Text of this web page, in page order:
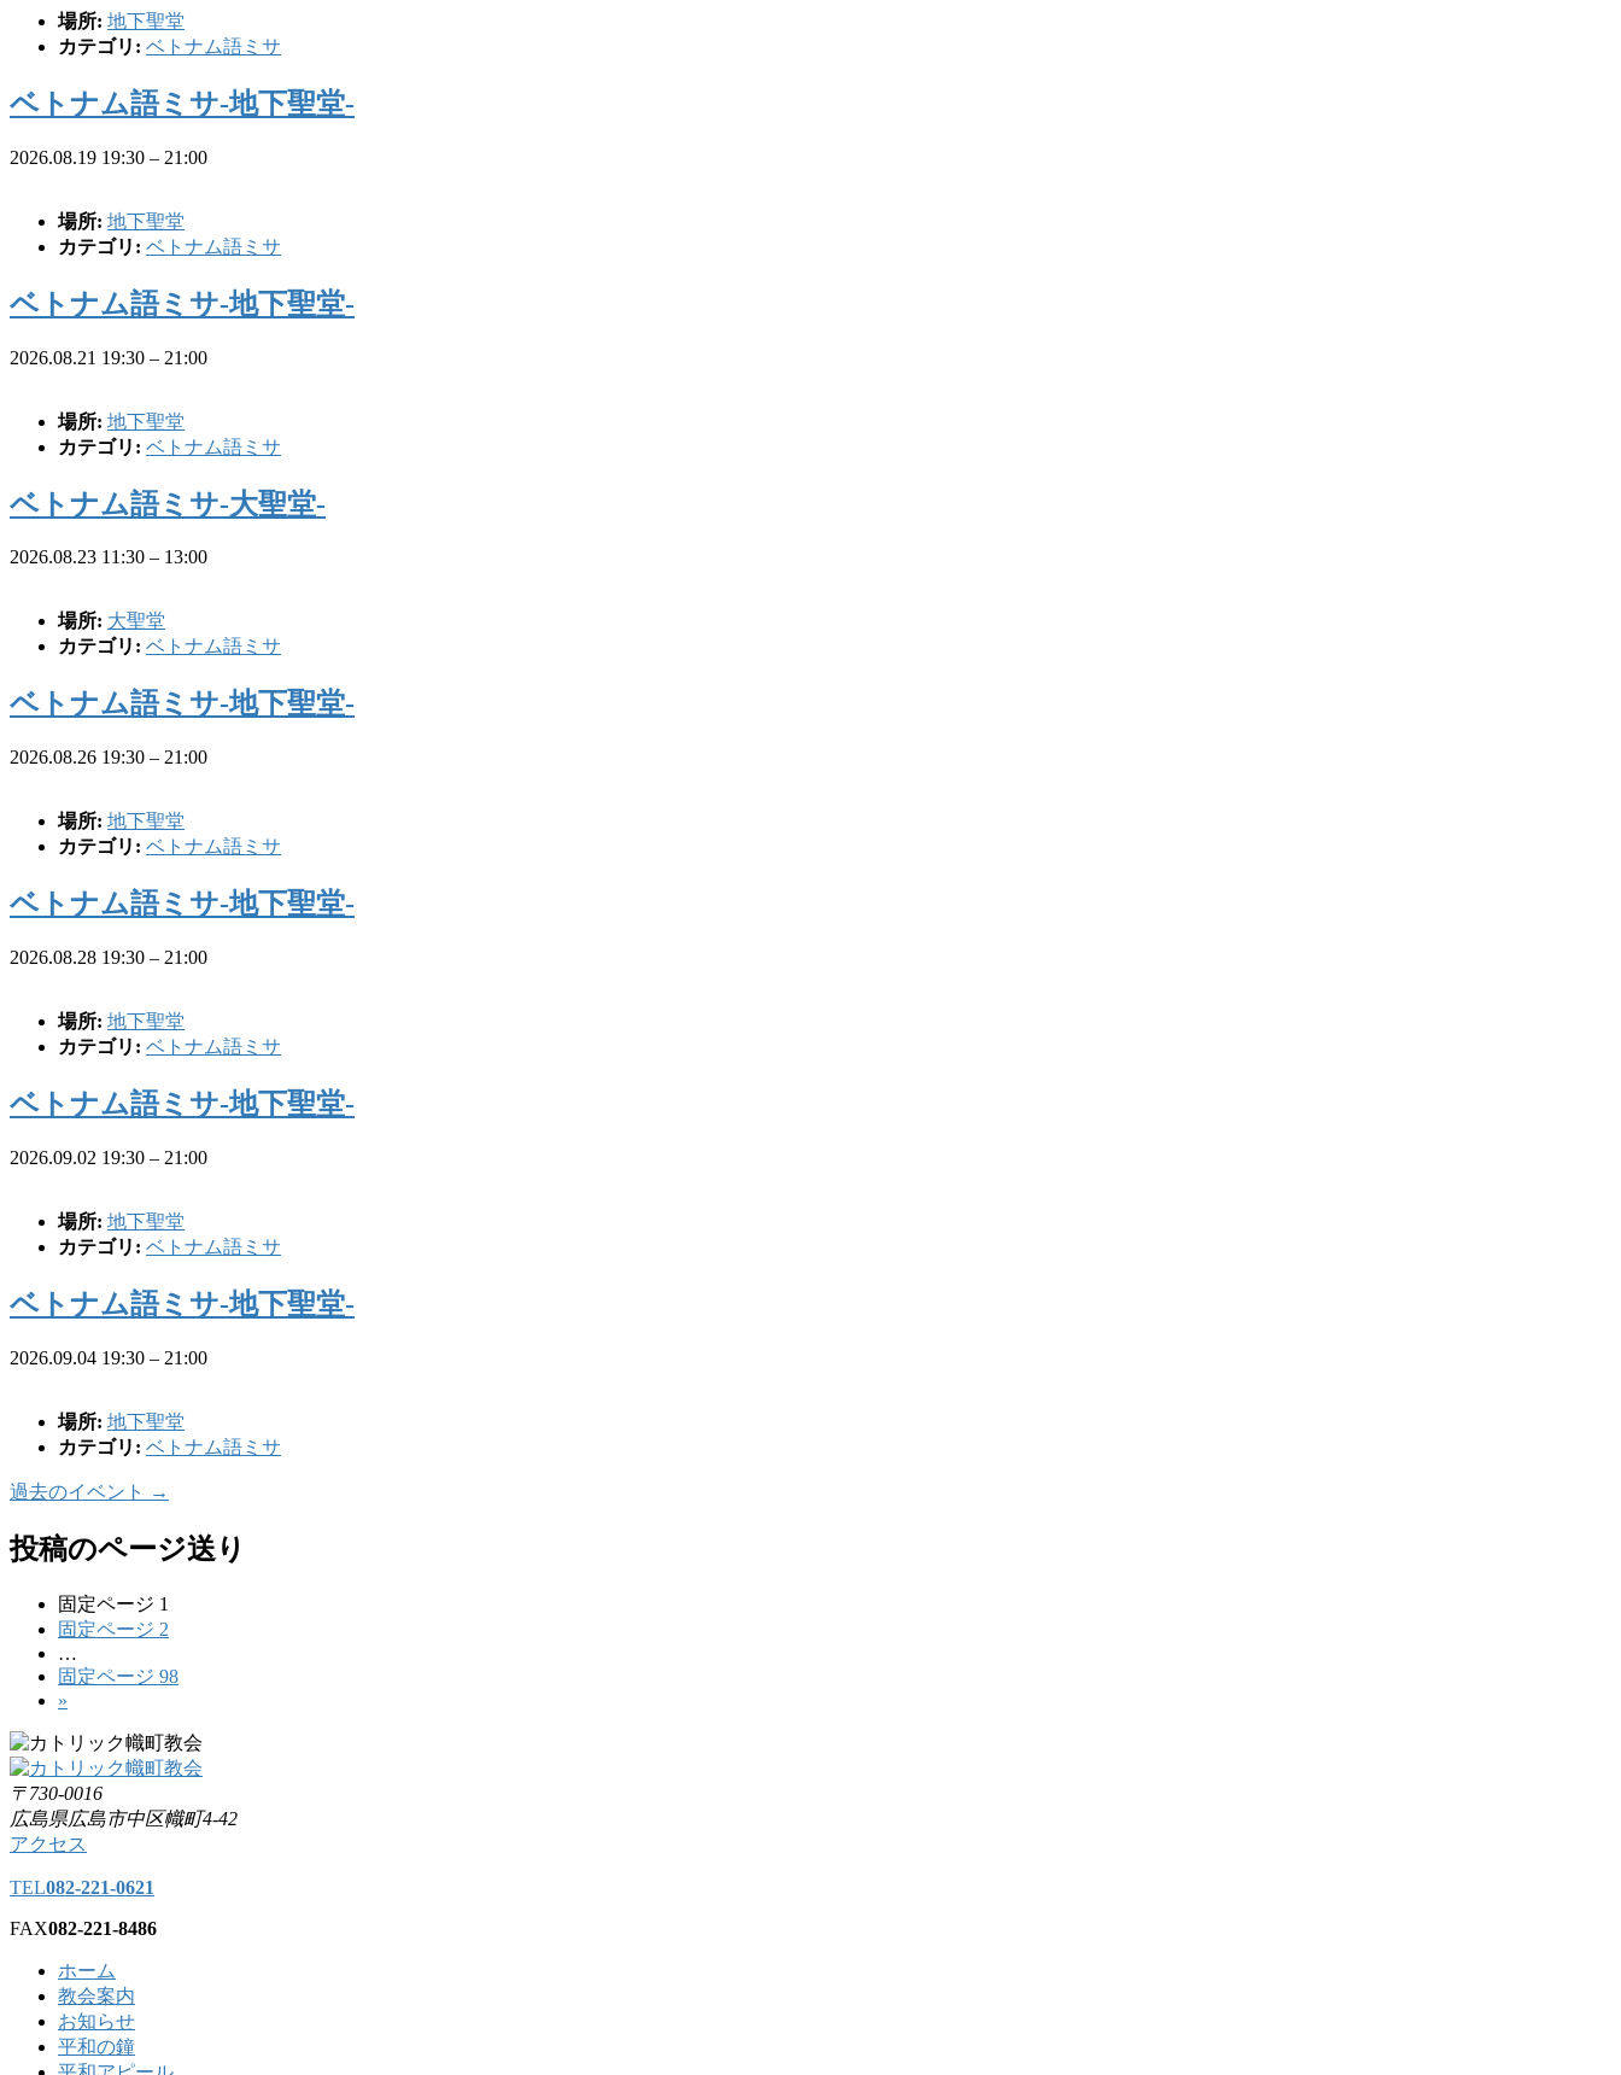
場所: 地下聖堂
カテゴリ: ベトナム語ミサ
ベトナム語ミサ-地下聖堂-
2026.08.19 19:30 – 21:00
場所: 地下聖堂
カテゴリ: ベトナム語ミサ
ベトナム語ミサ-地下聖堂-
2026.08.21 19:30 – 21:00
場所: 地下聖堂
カテゴリ: ベトナム語ミサ
ベトナム語ミサ-大聖堂-
2026.08.23 11:30 – 13:00
場所: 大聖堂
カテゴリ: ベトナム語ミサ
ベトナム語ミサ-地下聖堂-
2026.08.26 19:30 – 21:00
場所: 地下聖堂
カテゴリ: ベトナム語ミサ
ベトナム語ミサ-地下聖堂-
2026.08.28 19:30 – 21:00
場所: 地下聖堂
カテゴリ: ベトナム語ミサ
ベトナム語ミサ-地下聖堂-
2026.09.02 19:30 – 21:00
場所: 地下聖堂
カテゴリ: ベトナム語ミサ
ベトナム語ミサ-地下聖堂-
2026.09.04 19:30 – 21:00
場所: 地下聖堂
カテゴリ: ベトナム語ミサ
過去のイベント →
投稿のページ送り
固定ページ 1
固定ページ 2
…
固定ページ 98
»
〒730-0016
広島県広島市中区幟町4-42
アクセス
TEL082-221-0621
FAX082-221-8486
ホーム
教会案内
お知らせ
平和の鐘